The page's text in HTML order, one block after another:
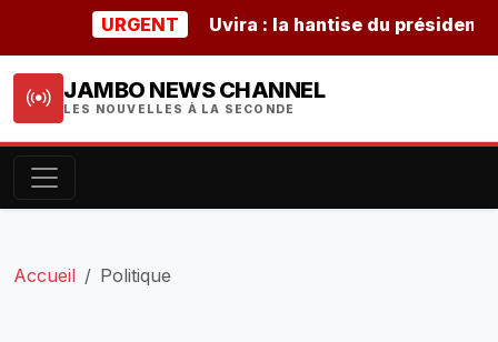
URGENT Uvira : la hantise du président
JAMBO NEWS CHANNEL
LES NOUVELLES À LA SECONDE
Accueil Politique